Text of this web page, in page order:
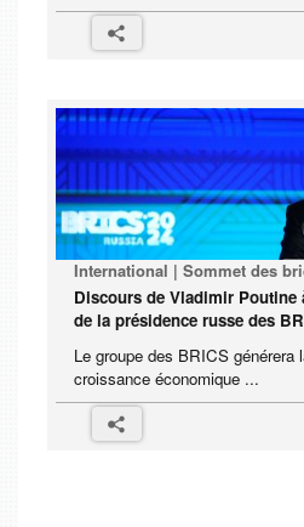
International | Sommet des
Discours de Vladimir Poutine
de la présidence russe des
Le groupe des BRICS générera
croissance économique ...